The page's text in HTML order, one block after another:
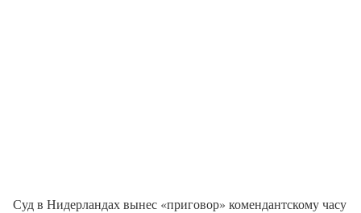
Суд в Нидерландах вынес «приговор» комендантскому часу